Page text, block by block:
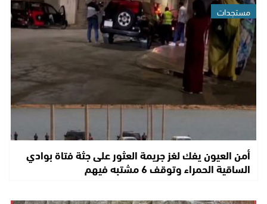
مستجدات
أمن العيون يفك لغز جريمة العثور على جثة فتاة بوادي
الساقية الحمراء وتوقف 6 مشتبه فيهم